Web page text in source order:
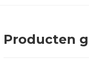
Producten